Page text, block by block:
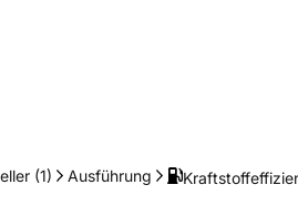
(1) Ausführung